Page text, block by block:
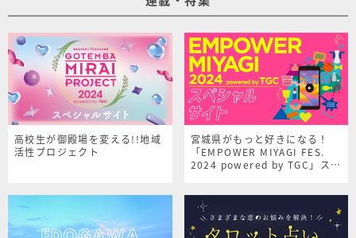
高校生が御殿場を変える!!地域
活性プロジェクト
宮城県がもっと好きになる！
「EMPOWER MIYAGI FES.
2024 powered by TGC」スペ